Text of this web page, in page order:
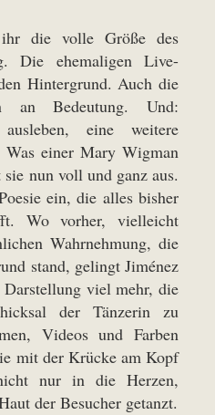
die volle Größe des
Die ehemaligen Live-
Hintergrund. Auch die
an Bedeutung. Und:
eine weitere
einer Mary Wigman
nun voll und ganz aus.
ein, die alles bisher
Wo vorher, vielleicht
Wahrnehmung, die
stand, gelingt Jiménez
viel mehr, die
der Tänzerin zu
Videos und Farben
mit der Krücke am Kopf
nur in die Herzen,
der Besucher getanzt.